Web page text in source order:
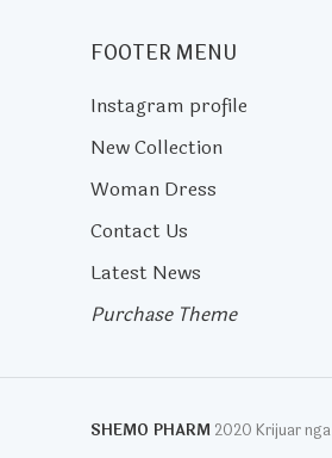
FOOTER MENU
Instagram profile
New Collection
Woman Dress
Contact Us
Latest News
Purchase Theme
SHEMO PHARM 2020 Krijuar nga